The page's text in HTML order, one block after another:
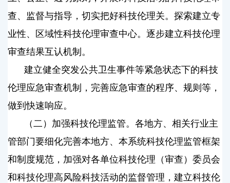
查、监督与指导，切实把好科技伦理关。探索建立专
业性、区域性科技伦理审查中心。逐步建立科技伦理
审查结果互认机制。
建立健全突发公共卫生事件等紧急状态下的科技
伦理应急审查机制，完善应急审查的程序、规则等，
做到快速响应。
（二）加强科技伦理监管。各地方、相关行业主
管部门要细化完善本地方、本系统科技伦理监管框架
和制度规范，加强对各单位科技伦理（审查）委员会
和科技伦理高风险科技活动的监督管理，建立科技伦